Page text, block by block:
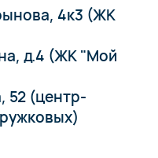
4к3 (ЖК
д.4 (ЖК "Мой
52 (центр-